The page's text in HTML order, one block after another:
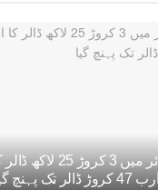
ملکی زرمبادلہ ذخائر میں 3